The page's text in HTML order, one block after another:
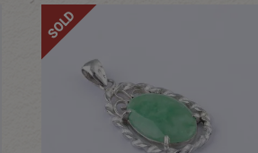
SOLD